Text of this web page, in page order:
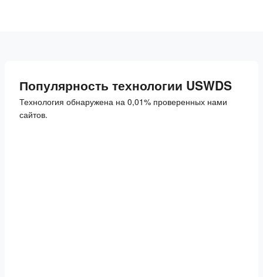
Популярность технологии USWDS
Технология обнаружена на 0,01% проверенных нами
сайтов.